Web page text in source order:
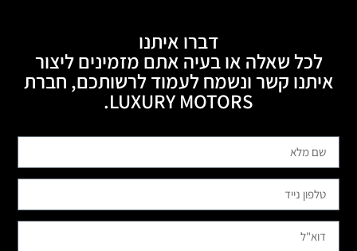
דברו איתנו
לכל שאלה או בעיה אתם מזמינים ליצור
איתנו קשר ונשמח לעמוד לרשותכם, חברת
LUXURY MOTORS.